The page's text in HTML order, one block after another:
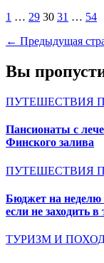
Пагинация
записей
1 … 29 30 31 … 54
← Предыдущая
Вы
ПУТЕШЕСТВИЯ
Пансионаты с
Финского залива
ПУТЕШЕСТВИЯ
Бюджет на неделю
если не заходить
ТУРИЗМ И